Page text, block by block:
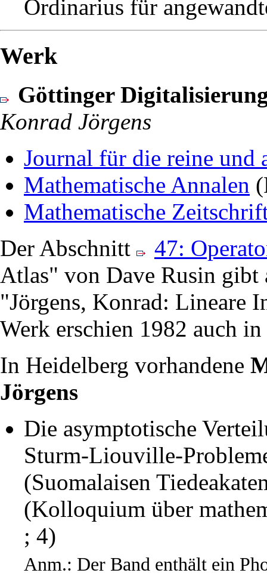
Ordinarius für
Werk
Göttinger
Konrad Jörgens
Journal für die reine und
Mathematische Annalen
Mathematische
Der Abschnitt
47:
Atlas" von Dave Rusin gibt
"Jörgens, Konrad: Lineare
Werk erschien 1982 auch
In Heidelberg vorhandene
Jörgens
Die asymptotische
Sturm-Liouville-
(Suomalaisen
(Kolloquium über
; 4)
Anm.: Der Band enthält ein